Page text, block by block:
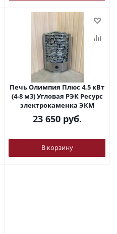
Печь Олимпия Плюс 4,5 кВт
(4-8 м3) Угловая РЭК Ресурс
электрокаменка ЭКМ
23 650руб.
В корзину